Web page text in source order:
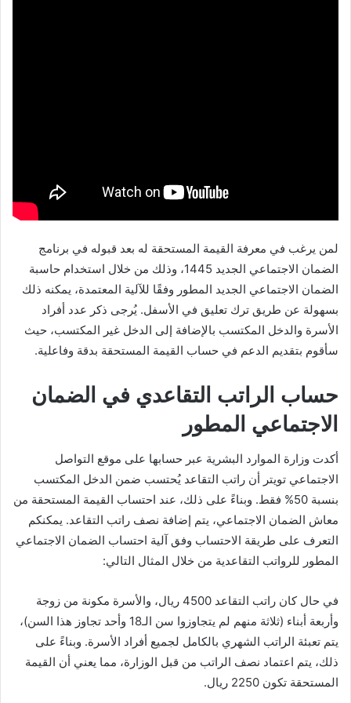
لمن يرغب في معرفة القيمة المستحقة له بعد قبوله في برنامج
الضمان الاجتماعي الجديد 1445، وذلك من خلال استخدام حاسبة
الضمان الاجتماعي الجديد المطور وفقًا للآلية المعتمدة، يمكنه ذلك
بسهولة عن طريق ترك تعليق في الأسفل. يُرجى ذكر عدد أفراد
الأسرة والدخل المكتسب بالإضافة إلى الدخل غير المكتسب، حيث
سأقوم بتقديم الدعم في حساب القيمة المستحقة بدقة وفاعلية.
حساب الراتب التقاعدي في الضمان
الاجتماعي المطور
أكدت وزارة الموارد البشرية عبر حسابها على موقع التواصل
الاجتماعي تويتر أن راتب التقاعد يُحتسب ضمن الدخل المكتسب
بنسبة 50% فقط. وبناءً على ذلك، عند احتساب القيمة المستحقة من
معاش الضمان الاجتماعي، يتم إضافة نصف راتب التقاعد. يمكنكم
التعرف على طريقة الاحتساب وفق آلية احتساب الضمان الاجتماعي
المطور للرواتب التقاعدية من خلال المثال التالي:
في حال كان راتب التقاعد 4500 ريال، والأسرة مكونة من زوجة
وأربعة أبناء (ثلاثة منهم لم يتجاوزوا سن الـ18 وأحد تجاوز هذا السن)،
يتم تعبئة الراتب الشهري بالكامل لجميع أفراد الأسرة. وبناءً على
ذلك، يتم اعتماد نصف الراتب من قبل الوزارة، مما يعني أن القيمة
المستحقة تكون 2250 ريال.